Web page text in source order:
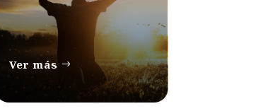
Ver más